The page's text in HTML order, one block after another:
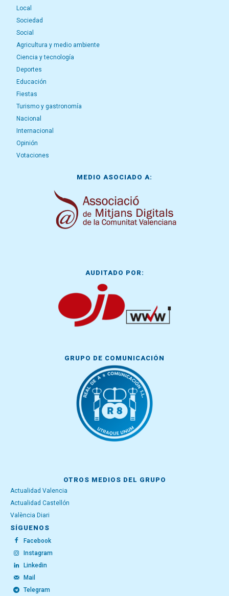
Local
Sociedad
Social
Agricultura y medio ambiente
Ciencia y tecnología
Deportes
Educación
Fiestas
Turismo y gastronomía
Nacional
Internacional
Opinión
Votaciones
MEDIO ASOCIADO A:
AUDITADO POR:
GRUPO DE COMUNICACIÓN
OTROS MEDIOS DEL GRUPO
Actualidad Valencia
Actualidad Castellón
València Diari
SÍGUENOS
Facebook
Instagram
Linkedin
Mail
Telegram